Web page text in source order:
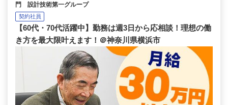
門 設計技術第一グループ
契約社員
【60代・70代活躍中】勤務は週3日から応相談！理想の働
き方を最大限叶えます！＠神奈川県横浜市